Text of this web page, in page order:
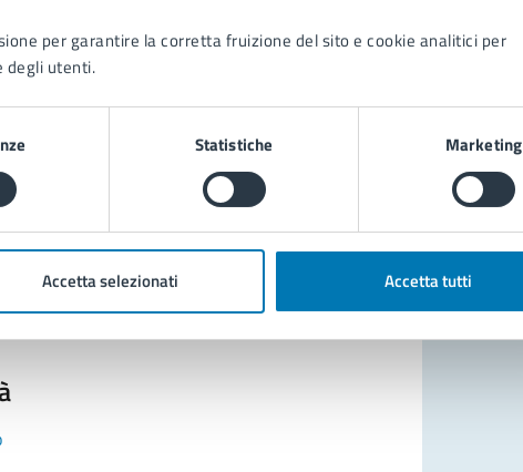
per garantire la corretta fruizione del sito e cookie analitici per
degli utenti.
Statistiche Marketing
Accetta selezionati Accetta tutti